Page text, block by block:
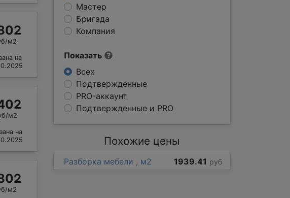
Мастер
Бригада
Компания
Показать
Всех
Подтвержденные
PRO-аккаунт
Подтвержденные и PRO
м2
на
м2
на
м2
Похожие цены
Разборка мебели , м2 1939.41 руб